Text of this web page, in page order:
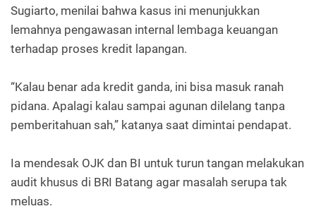
Sugiarto, menilai bahwa kasus ini menunjukkan
lemahnya pengawasan internal lembaga keuangan
terhadap proses kredit lapangan.
“Kalau benar ada kredit ganda, ini bisa masuk ranah
pidana. Apalagi kalau sampai agunan dilelang tanpa
pemberitahuan sah,” katanya saat dimintai pendapat.
Ia mendesak OJK dan BI untuk turun tangan melakukan
audit khusus di BRI Batang agar masalah serupa tak
meluas.